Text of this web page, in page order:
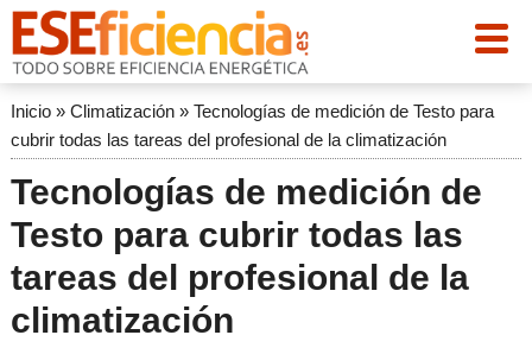
Inicio» Climatización» Tecnologías de medición de Testo para
cubrir todas las tareas del profesional de la climatización
Tecnologías de medición de
Testo para cubrir todas las
tareas del profesional de la
climatización